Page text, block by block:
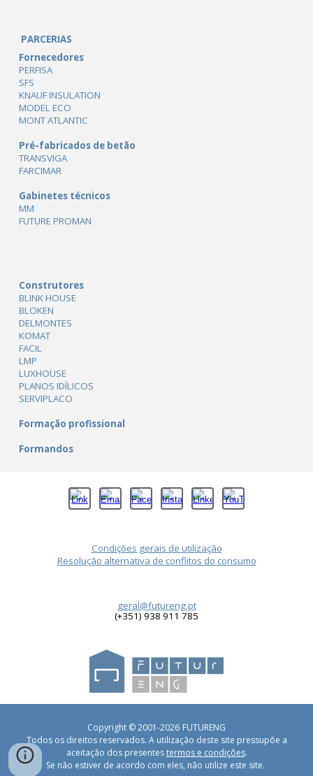
PARCERIAS
Fornecedores
PERFISA
SFS
KNAUF INSULATION
MODEL ECO
MONT ATLANTIC
Pré-fabricados de betão
TRANSVIGA
FARCIMAR
Gabinetes técnicos
MM
FUTURE PROMAN
Construtores
BLINK HOUSE
BLOKEN
DELMONTES
KOMAT
FACIL
LMP
LUXHOUSE
PLANOS IDÍLICOS
SERVIPLACO
Formação profissional
Formandos
Condições gerais de utilização
Resolução alternativa de conflitos do consumo
geral@futureng.pt
(+351) 938 911 785
Copyright © 2001-2026 FUTURENG
Todos os direitos reservados. A utilização deste site pressupõe a
aceitação dos presentestermos e condições.
Se não estiver de acordo com eles, não utilize este site.